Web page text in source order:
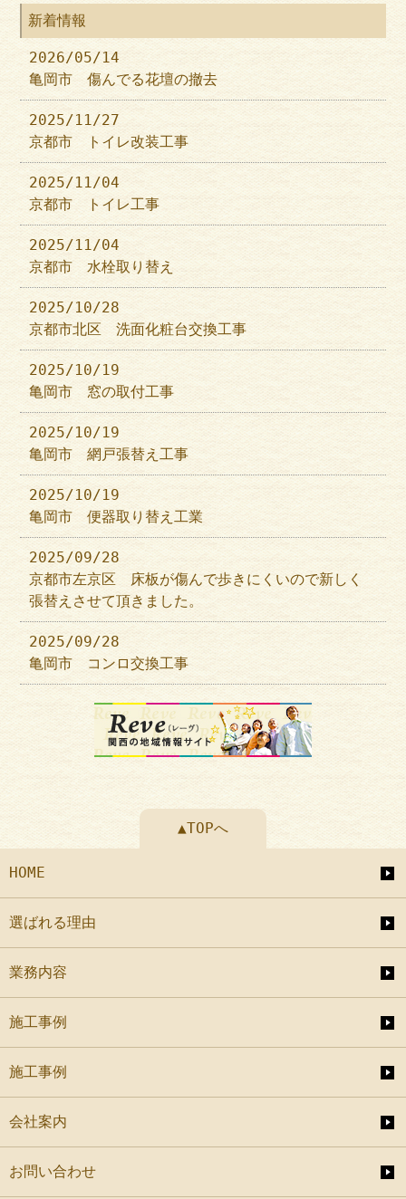
新着情報
2026/05/14
亀岡市 傷んでる花壇の撤去
2025/11/27
京都市 トイレ改装工事
2025/11/04
京都市 トイレ工事
2025/11/04
京都市 水栓取り替え
2025/10/28
京都市北区 洗面化粧台交換工事
2025/10/19
亀岡市 窓の取付工事
2025/10/19
亀岡市 網戸張替え工事
2025/10/19
亀岡市 便器取り替え工業
2025/09/28
京都市左京区 床板が傷んで歩きにくいので新しく
張替えさせて頂きました。
2025/09/28
亀岡市 コンロ交換工事
▲TOPへ
HOME
選ばれる理由
業務内容
施工事例
施工事例
会社案内
お問い合わせ